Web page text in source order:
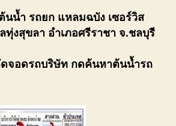
น้ำ รถยก แหลมฉบัง เซอร์วิส
ทุ่งสุขลา อำเภอศรีราชา จ.ชลบุรี
จอดรถบริษัท กดค้นหาต้นน้ำรถ